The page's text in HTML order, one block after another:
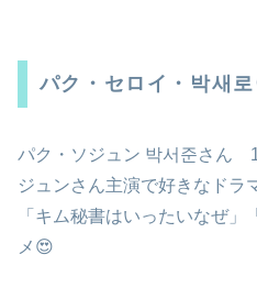
パク・セロイ・박새
パク・ソジュン 박서준さん
ジュンさん主演で好きなドラ
「キム秘書はいったいなぜ」「
メ😍